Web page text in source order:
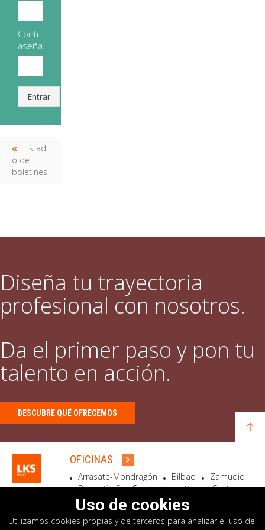
Contr
aseña
Entrar
Listad
o de
boletines
Diseña tu trayectoria
profesional con nosotros.
Da el primer paso y pon tu
talento en acción.
DESCUBRE QUÉ OFRECEMOS
OFICINAS
Arrasate-Mondragón Bilbao
Zamudio
Donostia-San Sebastián
Vitoria-Gasteiz
Madrid
El Astillero Bidart
Uso de cookies
Utilizamos cookies propias y de terceros para analizar el uso del